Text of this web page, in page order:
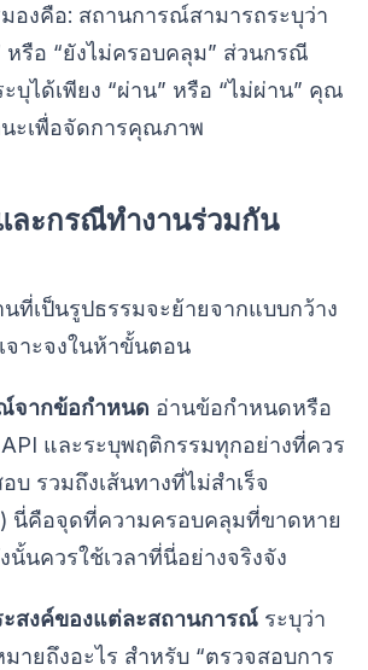
องคือ: สถานการณ์สามารถระบุว่า
หรือ “ยังไม่ครอบคลุม” ส่วนกรณี
บุได้เพียง “ผ่าน” หรือ “ไม่ผ่าน” คุณ
ะเพื่อจัดการคุณภาพ
ะกรณีทำงานร่วมกัน
ที่เป็นรูปธรรมจะย้ายจากแบบกว้าง
จาะจงในห้าขั้นตอน
จากข้อกำหนด อ่านข้อกำหนดหรือ
และระบุพฤติกรรมทุกอย่างที่ควร
บ รวมถึงเส้นทางที่ไม่สำเร็จ
นี่คือจุดที่ความครอบคลุมที่ขาดหาย
นควรใช้เวลาที่นี่อย่างจริงจัง
สงค์ของแต่ละสถานการณ์ ระบุว่า
ายถึงอะไร สำหรับ “ตรวจสอบการ